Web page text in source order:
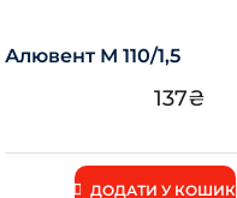
Алювент М 110/1,5
137₴
ДОДАТИ У КОШИК